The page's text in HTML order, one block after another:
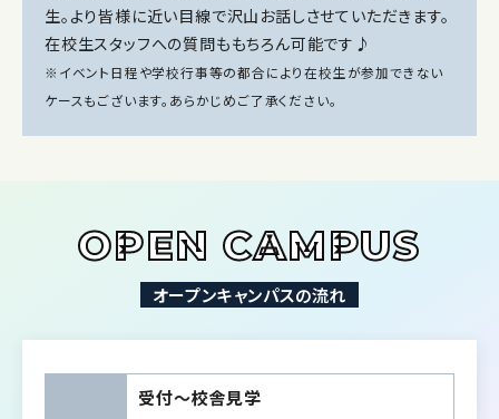
生。より皆様に近い目線で沢山お話しさせていただきます。
在校生スタッフへの質問ももちろん可能です♪
※イベント日程や学校行事等の都合により在校生が参加できない
ケースもございます。あらかじめご了承ください。
OPEN CAMPUS
オープンキャンパスの流れ
受付〜校舎見学